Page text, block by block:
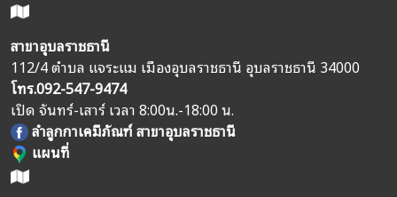
สาขาอุบลราชธานี
112/4 ตำบล แจระแม เมืองอุบลราชธานี อุบลราชธานี 34000
โทร.092-547-9474
เปิด จันทร์-เสาร์ เวลา 8:00น.-18:00 น.
ลำลูกกาเคมีภัณฑ์ สาขาอุบลราชธานี
แผนที่